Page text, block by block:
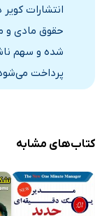
متمم قانون حفاظت
خصوصی
فصل سوم: انحلال
چرا به انحلال تن
تردید در قانون
فصل چهارم: عملکرد
عملکرد اقتصادی
انتشارات
حقوق مادی و
شده و سهم
پرداخت
کتاب‌های مشابه